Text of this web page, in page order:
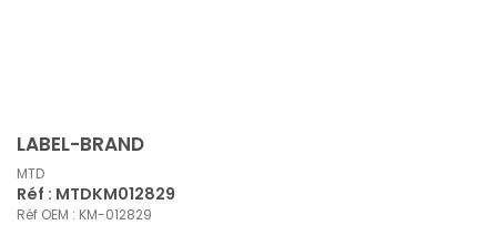
LABEL-BRAND
MTD
Réf : MTDKM012829
Réf OEM : KM-012829